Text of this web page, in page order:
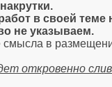
в своей теме
не указываем.
в
откровенно